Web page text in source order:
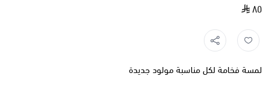
٨٥
لمسة فخامة لكل مناسبة مولود جديدة